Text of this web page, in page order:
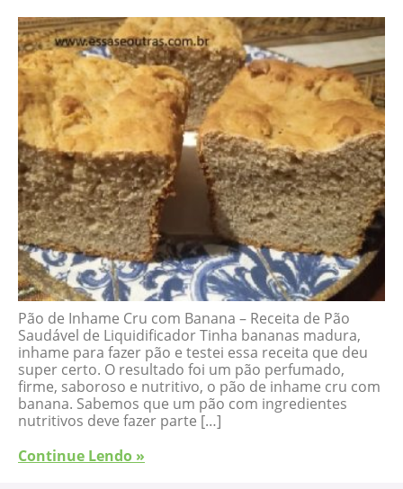
Pão de Inhame Cru com Banana – Receita de Pão
Saudável de Liquidificador Tinha bananas madura,
inhame para fazer pão e testei essa receita que deu
super certo. O resultado foi um pão perfumado,
firme, saboroso e nutritivo, o pão de inhame cru com
banana. Sabemos que um pão com ingredientes
nutritivos deve fazer parte […]
Continue Lendo »